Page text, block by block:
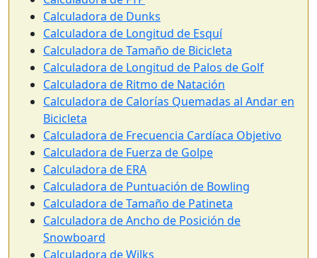
Calculadora de Dunks
Calculadora de Longitud de Esquí
Calculadora de Tamaño de Bicicleta
Calculadora de Longitud de Palos de Golf
Calculadora de Ritmo de Natación
Calculadora de Calorías Quemadas al Andar en
Bicicleta
Calculadora de Frecuencia Cardíaca Objetivo
Calculadora de Fuerza de Golpe
Calculadora de ERA
Calculadora de Puntuación de Bowling
Calculadora de Tamaño de Patineta
Calculadora de Ancho de Posición de
Snowboard
Calculadora de Wilks